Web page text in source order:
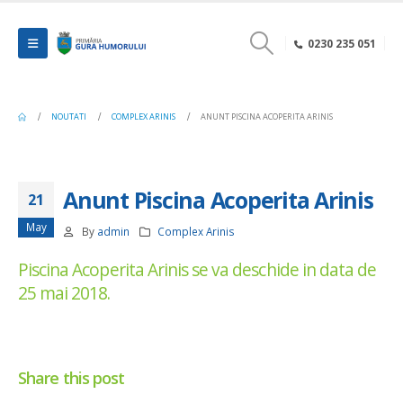
0230 235 051
NOUTATI COMPLEX ARINIS ANUNT PISCINA ACOPERITA ARINIS
21
May
Anunt Piscina Acoperita Arinis
By admin Complex Arinis
Piscina Acoperita Arinis se va deschide in data de
25 mai 2018.
Share this post